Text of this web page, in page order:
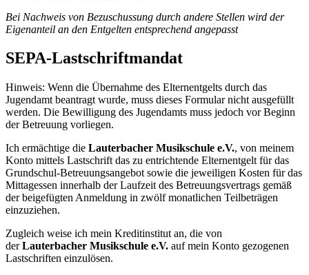
Bei Nachweis von Bezuschussung durch andere Stellen wird der
Eigenanteil an den Entgelten entsprechend angepasst
SEPA-Lastschriftmandat
Hinweis: Wenn die Übernahme des Elternentgelts durch das
Jugendamt beantragt wurde, muss dieses Formular nicht ausgefüllt
werden. Die Bewilligung des Jugendamts muss jedoch vor Beginn
der Betreuung vorliegen.
Ich ermächtige die Lauterbacher Musikschule e.V., von meinem
Konto mittels Lastschrift das zu entrichtende Elternentgelt für das
Grundschul-Betreuungsangebot sowie die jeweiligen Kosten für das
Mittagessen innerhalb der Laufzeit des Betreuungsvertrags gemäß
der beigefügten Anmeldung in zwölf monatlichen Teilbeträgen
einzuziehen.
Zugleich weise ich mein Kreditinstitut an, die von
derLauterbacher Musikschule e.V. auf mein Konto gezogenen
Lastschriften einzulösen.